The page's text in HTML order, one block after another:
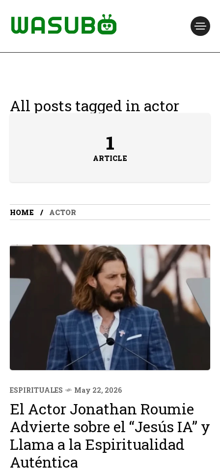
All posts tagged in actor
1
ARTICLE
HOME ACTOR
ESPIRITUALES May 22, 2026
El Actor Jonathan Roumie
Advierte sobre el “Jesús IA” y
Llama a la Espiritualidad
Auténtica